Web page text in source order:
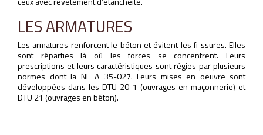
LES ARMATURES
Les armatures renforcent le béton et évitent les fi ssures. Elles
sont réparties là où les forces se concentrent. Leurs
prescriptions et leurs caractéristiques sont régies par plusieurs
normes dont la NF A 35-027. Leurs mises en oeuvre sont
développées dans les DTU 20-1 (ouvrages en maçonnerie) et
DTU 21 (ouvrages en béton).